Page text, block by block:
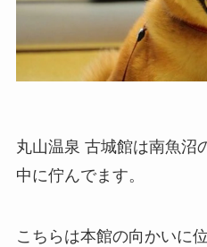
丸山温泉 古城館は南魚沼
中に佇んでます。
こちらは本館の向かいに